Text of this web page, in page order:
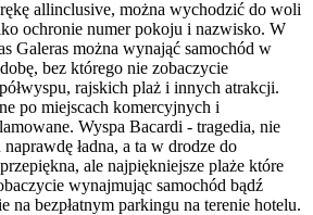
allinclusive, można wychodzić do woli
ochronie numer pokoju i nazwisko. W
Galeras można wynająć samochód w
bez którego nie zobaczycie
rajskich plaż i innych atrakcji.
po miejscach komercyjnych i
Wyspa Bacardi - tragedia, nie
ładna, a ta w drodze do
ale najpiękniejsze plaże które
wynajmując samochód bądź
na bezpłatnym parkingu na terenie hotelu.